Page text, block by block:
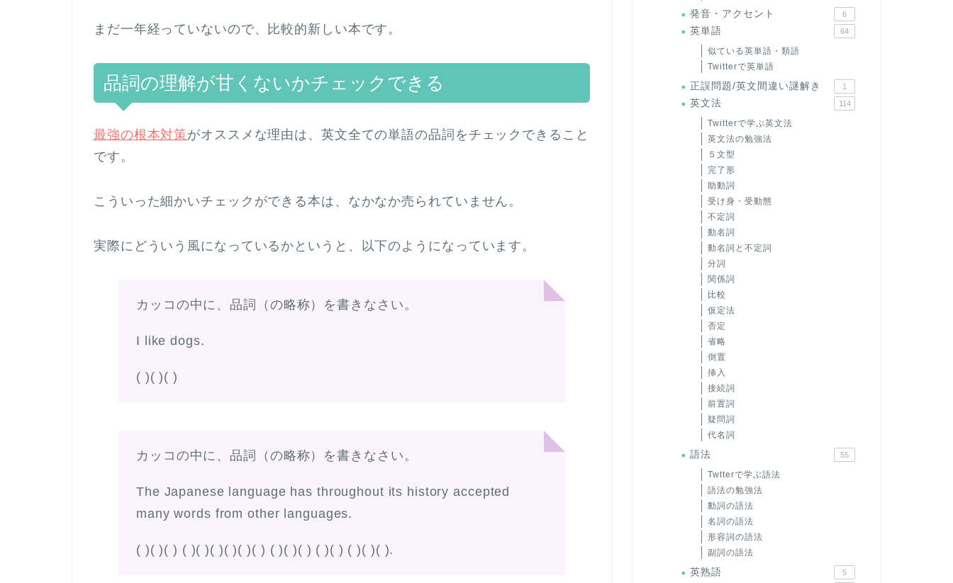
まだ一年経っていないので、比較的新しい本です。
品詞の理解が甘くないかチェックできる
最強の根本対策がオススメな理由は、英文全ての単語の品詞をチェックできること
です。
こういった細かいチェックができる本は、なかなか売られていません。
実際にどういう風になっているかというと、以下のようになっています。
カッコの中に、品詞（の略称）を書きなさい。
I like dogs.
( )( )( )
カッコの中に、品詞（の略称）を書きなさい。
The Japanese language has throughout its history accepted
many words from other languages.
( )( )( ) ( )( )( )( )( )( ) ( )( )( ) ( )( ) ( )( )( ).
発音・アクセント 6
英単語 64
似ている英単語・類語
Twitterで英単語
正誤問題/英文間違い謎解き 1
英文法 114
Twitterで学ぶ英文法
英文法の勉強法
５文型
完了形
助動詞
受け身・受動態
不定詞
動名詞
動名詞と不定詞
分詞
関係詞
比較
仮定法
否定
省略
倒置
挿入
接続詞
前置詞
疑問詞
代名詞
語法 55
Twtterで学ぶ語法
語法の勉強法
動詞の語法
名詞の語法
形容詞の語法
副詞の語法
英熟語 5